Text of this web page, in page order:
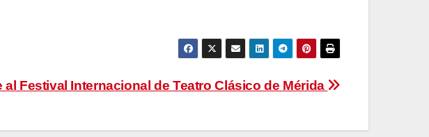
al Festival Internacional de Teatro Clásico de Mérida